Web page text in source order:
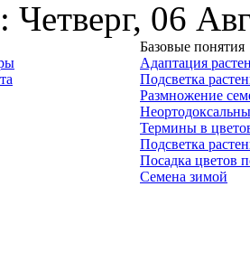
Четверг, 06
Базовые понятия
Адаптация
Подсветка
Размножение
Термины в
Подсветка
Посадка цветов
Семена зимой